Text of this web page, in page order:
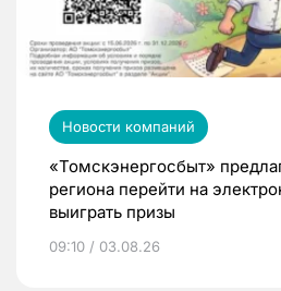
Новости компаний
«Томскэнергосбыт»
региона перейти на
выиграть призы
09:10 / 03.08.26